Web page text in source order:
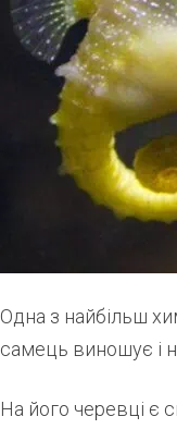
Одна з найбільш
самець виношує і
На його черевці є